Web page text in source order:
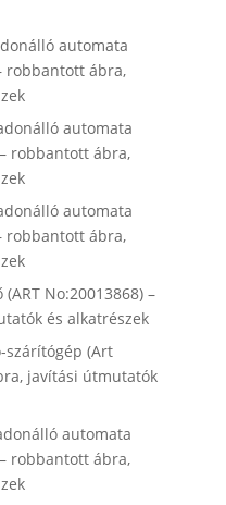
automata
robbantott ábra,
automata
robbantott ábra,
automata
robbantott ábra,
No:20013868) –
és alkatrészek
szárítógép (Art
javítási útmutatók
automata
robbantott ábra,